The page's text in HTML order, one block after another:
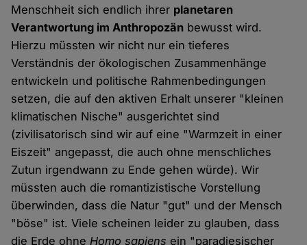
Menschheit sich endlich ihrer planetaren
Verantwortung im Anthropozän bewusst wird.
Hierzu müssten wir nicht nur ein tieferes
Verständnis der ökologischen Zusammenhänge
entwickeln und politische Rahmenbedingungen
setzen, die auf den aktiven Erhalt unserer "kleinen
klimatischen Nische" ausgerichtet sind
(zivilisatorisch sind wir auf eine "Warmzeit in einer
Eiszeit" angepasst, die auch ohne menschliches
Zutun irgendwann zu Ende gehen würde). Wir
müssten auch die romantizistische Vorstellung
überwinden, dass die Natur "gut" und der Mensch
"böse" ist. Viele scheinen leider zu glauben, dass
die Erde ohneHomo sapiens ein "paradiesischer